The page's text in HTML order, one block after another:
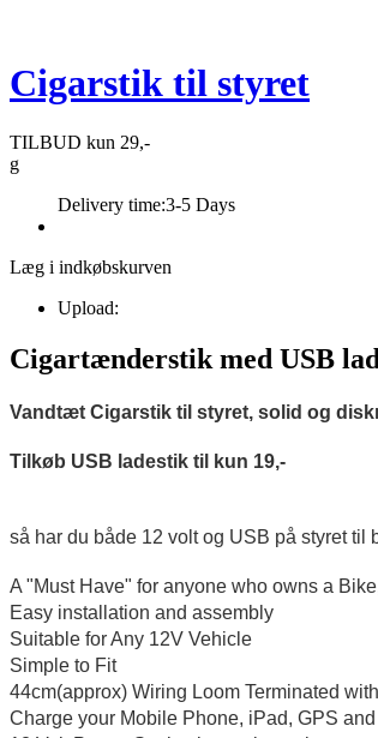
Cigarstik til styret
TILBUD kun 29,-
g
Delivery time:3-5 Days
Læg i indkøbskurven
Upload:
Cigartænderstik med USB
Vandtæt Cigarstik til styret, solid og
Tilkøb USB ladestik til kun 19,-
så har du både 12 volt og USB på styret
A "Must Have" for anyone who owns a
Easy installation and assembly
Suitable for Any 12V Vehicle
Simple to Fit
44cm(approx) Wiring Loom Terminated
Charge your Mobile Phone, iPad, GPS